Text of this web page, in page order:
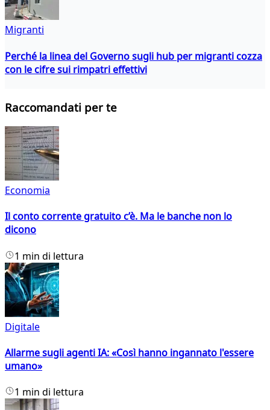
Migranti
Perché la linea del Governo sugli hub per migranti cozza
con le cifre sui rimpatri effettivi
Raccomandati per te
Economia
Il conto corrente gratuito c’è. Ma le banche non lo
dicono
1 min di lettura
Digitale
Allarme sugli agenti IA: «Così hanno ingannato l'essere
umano»
1 min di lettura